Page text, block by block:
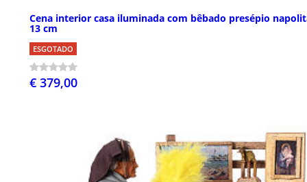
Cena interior casa iluminada com bêbado presépio
13 cm
ESGOTADO
€ 379,00